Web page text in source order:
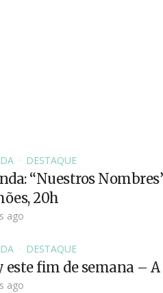
DESTAQUE
“Nuestros
20h
ago
DESTAQUE
este fim de semana –
ago